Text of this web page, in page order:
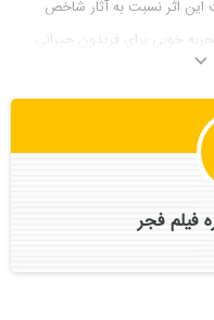
اثر نسبت به آثار شاخص
خوبی برای فریدون جیرانی
کرد.
دوره‌ی پرتلاشی را در عرصه سینما و تلویزیون
اثر مهم فریدون جیرانی در
فریدون جیرانی